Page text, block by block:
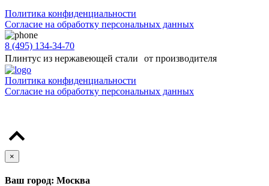
Политика конфиденциальности
Согласиe на обработку персональных данных
8 (495) 134-34-70
Плинтус из нержавеющей стали от производителя
Политика конфиденциальности
Согласиe на обработку персональных данных
×
Ваш город: Москва